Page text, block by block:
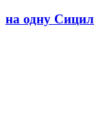
на одну